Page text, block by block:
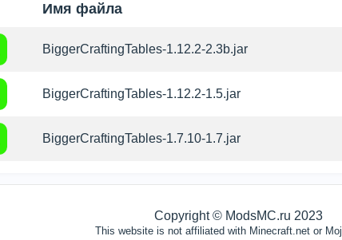
Имя файла
BiggerCraftingTables-1.12.2-2.3b.jar
BiggerCraftingTables-1.12.2-1.5.jar
BiggerCraftingTables-1.7.10-1.7.jar
Copyright © ModsMC.ru 2023
This website is not affiliated with Minecraft.net or